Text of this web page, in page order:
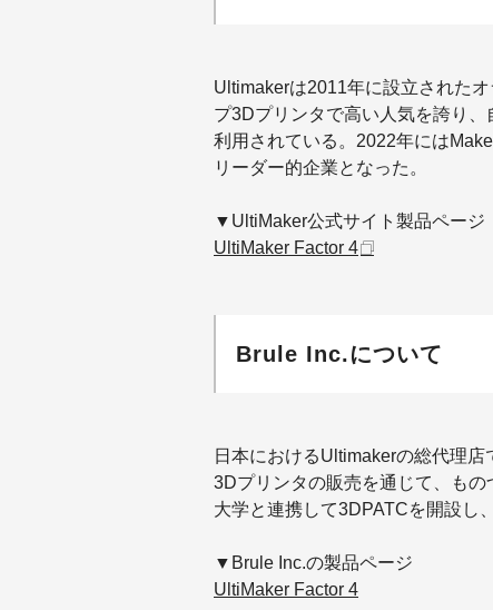
Ultimakerは2011年に設立された
プ3Dプリンタで高い人気を誇り
利用されている。2022年には
リーダー的企業となった。
▼UltiMaker公式サイト製品ページ
UltiMaker Factor 4
Brule Inc.について
日本におけるUltimakerの総代理
3Dプリンタの販売を通じて、も
大学と連携して3DPATCを開設し
▼Brule Inc.の製品ページ
UltiMaker Factor 4